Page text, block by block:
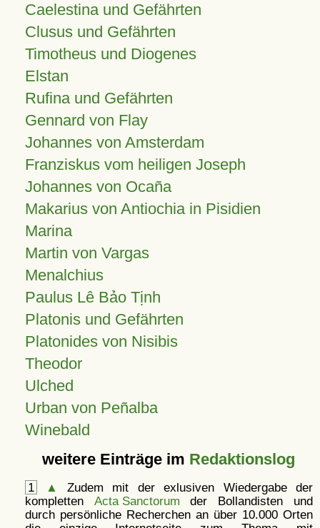
Caelestina und Gefährten
Clusus und Gefährten
Timotheus und Diogenes
Elstan
Rufina und Gefährten
Gennard von Flay
Johannes von Amsterdam
Franziskus vom heiligen Joseph
Johannes von Ocaña
Makarius von Antiochia in Pisidien
Marina
Martin von Vargas
Menalchius
Paulus Lê Bảo Tịnh
Platonis und Gefährten
Platonides von Nisibis
Theodor
Ulched
Urban von Peñalba
Winebald
weitere Einträge im Redaktionslog
1 ▲
Zudem mit der exlusiven Wiedergabe der
kompletten Acta Sanctorum der Bollandisten und
durch persönliche Recherchen an über 10.000 Orten